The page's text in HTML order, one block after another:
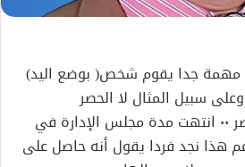
جدا يقوم شخص( بوضع اليد)
سبيل المثال لا الحصر
نجد نقابة اتحاد كتاب مصر ٠٠ انتهت مدة مجلس الإدارة في
هذا نجد فردا يقول أنه حاصل على